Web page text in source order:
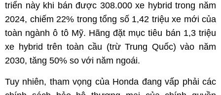
triển này khi bán được 308.000 xe hybrid trong năm
2024, chiếm 22% trong tổng số 1,42 triệu xe mới của
toàn ngành ô tô Mỹ. Hãng đặt mục tiêu bán 1,3 triệu
xe hybrid trên toàn cầu (trừ Trung Quốc) vào năm
2030, tăng 50% so với năm ngoái.
Tuy nhiên, tham vọng của Honda đang vấp phải các